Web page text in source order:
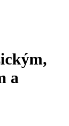
a